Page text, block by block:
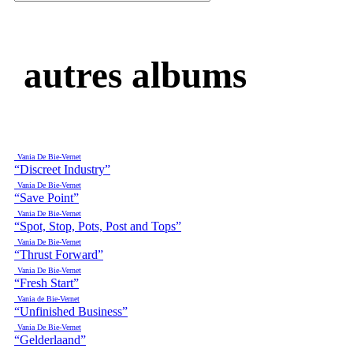
autres albums
Vania De Bie-Vernet
“Discreet Industry”
Vania De Bie-Vernet
“Save Point”
Vania De Bie-Vernet
“Spot, Stop, Pots, Post and Tops”
Vania De Bie-Vernet
“Thrust Forward”
Vania De Bie-Vernet
“Fresh Start”
Vania de Bie-Vernet
“Unfinished Business”
Vania De Bie-Vernet
“Gelderlaand”